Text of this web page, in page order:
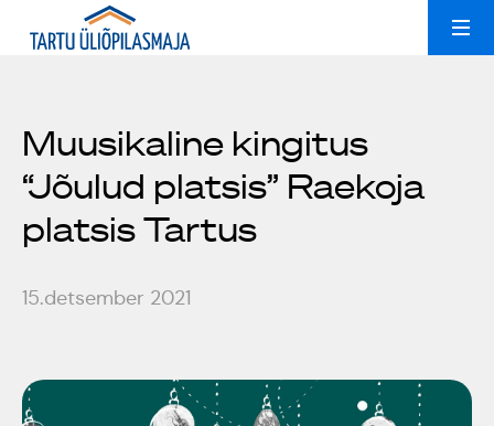
Peoruumid
Uudised
Kollektiivid
Üldinfo
Muusikaline kingitus
“Jõulud platsis” Raekoja
platsis Tartus
15.detsember 2021